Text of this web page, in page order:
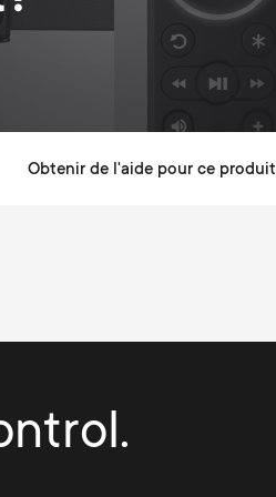
Obtenir de l'aide pour ce produit